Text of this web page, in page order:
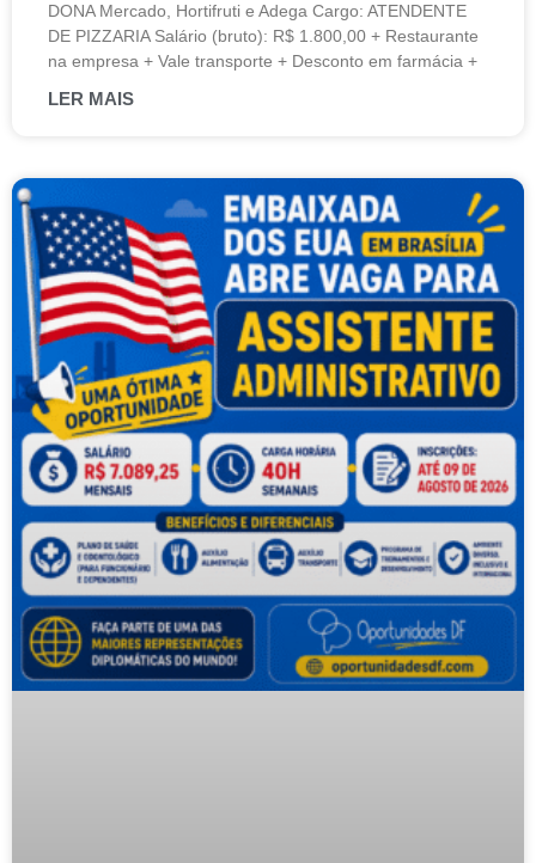
DONA Mercado, Hortifruti e Adega Cargo: ATENDENTE
DE PIZZARIA Salário (bruto): R$ 1.800,00 + Restaurante
na empresa + Vale transporte + Desconto em farmácia +
LER MAIS